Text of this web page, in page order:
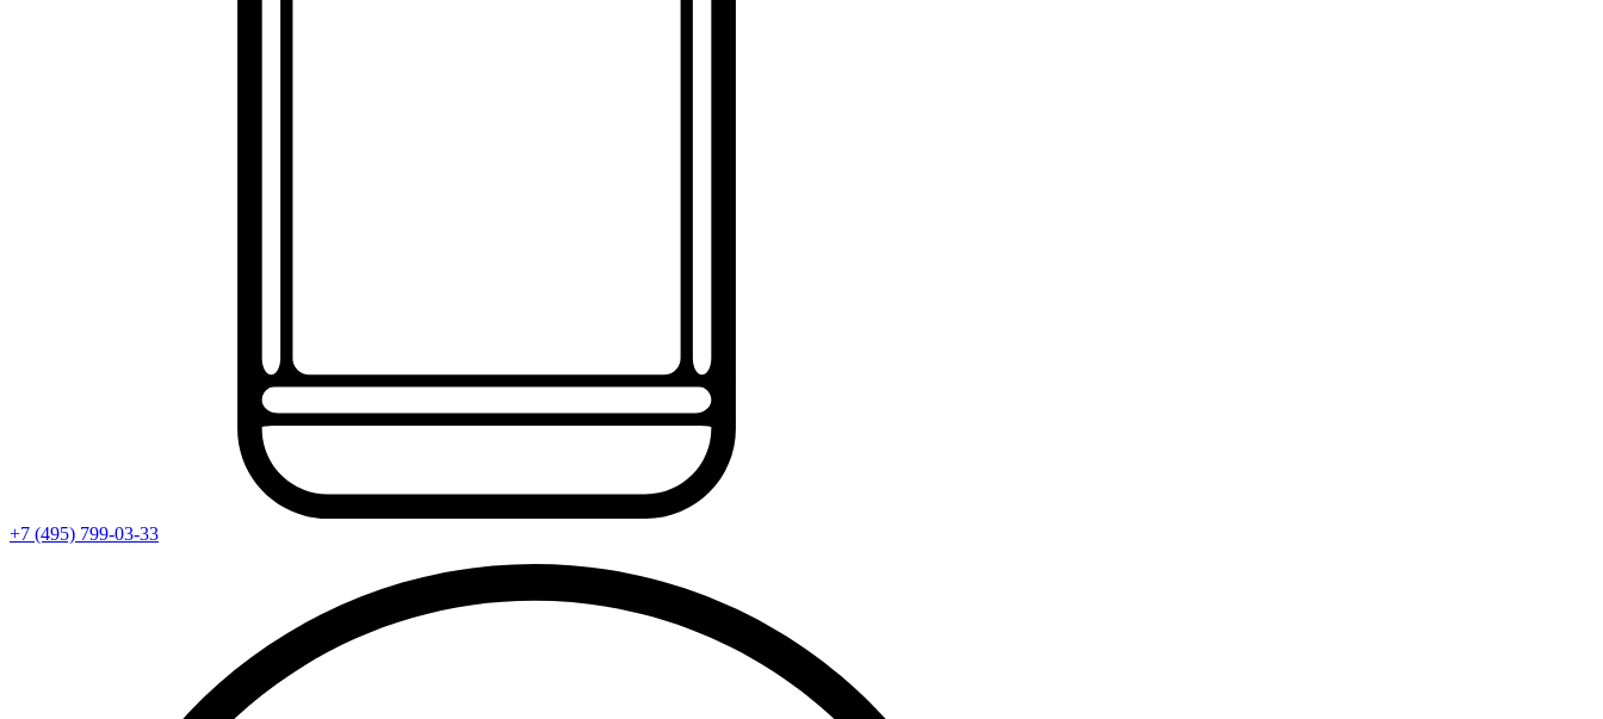
+7 (495) 799-03-33